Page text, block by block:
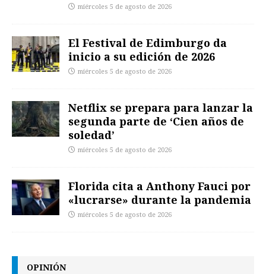
miércoles 5 de agosto de 2026
El Festival de Edimburgo da
inicio a su edición de 2026
miércoles 5 de agosto de 2026
Netflix se prepara para lanzar la
segunda parte de ‘Cien años de
soledad’
miércoles 5 de agosto de 2026
Florida cita a Anthony Fauci por
«lucrarse» durante la pandemia
miércoles 5 de agosto de 2026
OPINIÓN